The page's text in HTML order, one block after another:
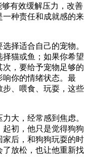
有效缓解压力，改善
种责任和成就感的来
择适合自己的宠物。
猫或鱼；如果你希望
，要给予宠物足够的
响你的情绪状态。最
步、喂食、玩耍，这些
大，经常感到焦虑。
初，他只是觉得狗狗
后，和狗狗玩耍的时
放松，也让他重新找